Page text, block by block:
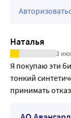
Наталья
3
Я покупаю эти
тонкий
принимать